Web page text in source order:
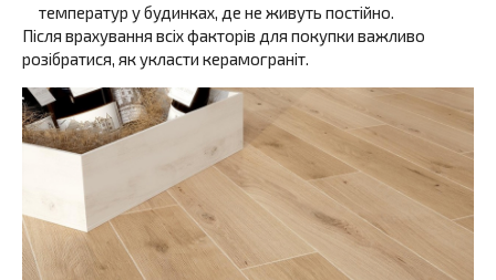
температур у будинках, де не живуть постійно.
Після врахування всіх факторів для покупки важливо
розібратися, як укласти керамограніт.